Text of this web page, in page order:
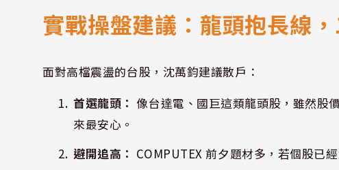
實戰操盤建議：龍頭抱長線
面對高檔震盪的台股，沈萬鈞建議散戶：
首選龍頭： 像台達電、國巨這類龍頭股，雖然股
來最安心。
避開追高： COMPUTEX 前夕題材多，若個股已